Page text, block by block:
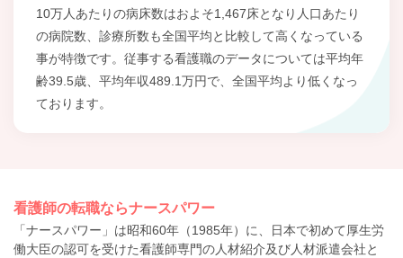
10万人あたりの病床数はおよそ1,467床となり人口あたり
の病院数、診療所数も全国平均と比較して高くなっている
事が特徴です。従事する看護職のデータについては平均年
齢39.5歳、平均年収489.1万円で、全国平均より低くなっ
ております。
看護師の転職ならナースパワー
「ナースパワー」は昭和60年（1985年）に、日本で初めて厚生労
働大臣の認可を受けた看護師専門の人材紹介及び人材派遣会社と